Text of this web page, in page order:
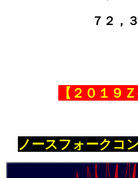
７２，
【２０１９
ノースフォークコ